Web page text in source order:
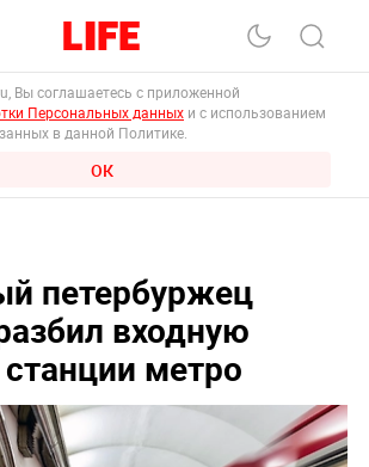
Вы соглашаетесь с приложенной
Персональных данных и с использованием
в данной Политике.
ОК
петербуржец
входную
метро